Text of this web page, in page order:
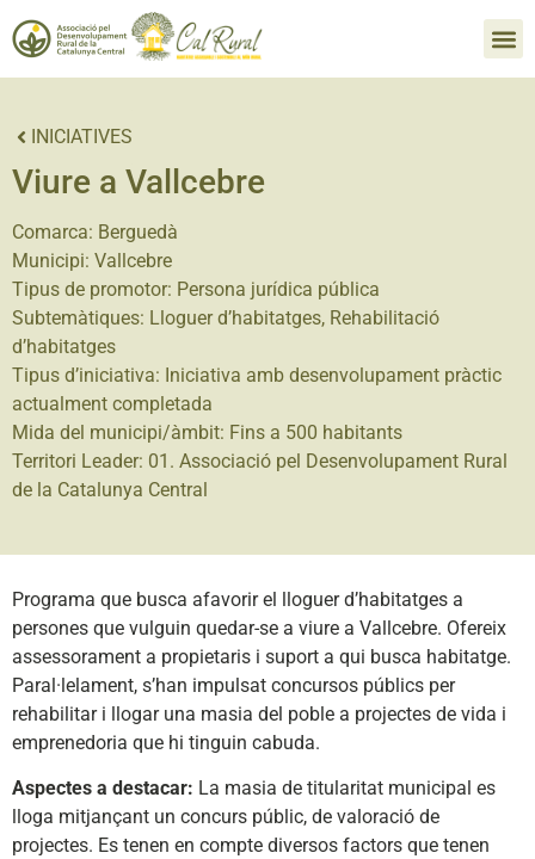
INICIATIVES
Viure a Vallcebre
Comarca: Berguedà
Municipi: Vallcebre
Tipus de promotor: Persona jurídica pública
Subtemàtiques: Lloguer d’habitatges, Rehabilitació
d’habitatges
Tipus d’iniciativa: Iniciativa amb desenvolupament pràctic
actualment completada
Mida del municipi/àmbit: Fins a 500 habitants
Territori Leader: 01. Associació pel Desenvolupament Rural
de la Catalunya Central
Programa que busca afavorir el lloguer d’habitatges a
persones que vulguin quedar-se a viure a Vallcebre. Ofereix
assessorament a propietaris i suport a qui busca habitatge.
Paral·lelament, s’han impulsat concursos públics per
rehabilitar i llogar una masia del poble a projectes de vida i
emprenedoria que hi tinguin cabuda.
Aspectes a destacar: La masia de titularitat municipal es
lloga mitjançant un concurs públic, de valoració de
projectes. Es tenen en compte diversos factors que tenen